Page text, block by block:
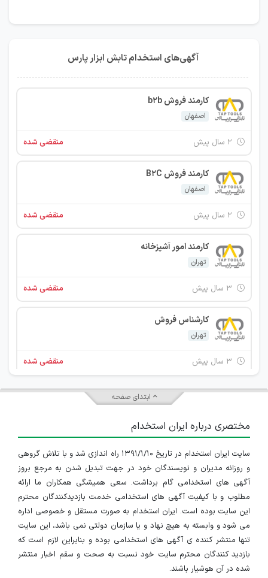
آگهی‌های استخدام تابش ابزار پارس
کارمند فروش b2b
اصفهان
منقضی شده
کارمند فروش B2C
اصفهان
منقضی شده
کارمند امور آشپزخانه
تهران
منقضی شده
کارشناس فروش
تهران
منقضی شده
کارمند خدمات
۳ سال پیش منقضی شده
استخدام کارمند امور آشپزخانه
تهران
۳ سال پیش منقضی شده
پیک موتوری انبار
تهران
ابتدای صفحه
مختصری درباره ایران استخدام
سایت ایران استخدام در تاریخ ۱۳۹۱/۱/۱۰ راه اندازی شد و با تلاش گروهی
و روزانه مدیران و نویسندگان خود در جهت تبدیل شدن به مرجع بروز
آگهی های استخدامی گام برداشت. سعی همیشگی همکاران ما ارائه
مطلوب و با کیفیت آگهی های استخدامی خدمت بازدیدکنندگان محترم
این سایت بوده است. ایران استخدام به صورت مستقل و خصوصی اداره
می شود و وابسته به هیچ نهاد و یا سازمان دولتی نمی باشد، این سایت
تنها منتشر کننده ی آگهی های استخدامی بوده و بنابراین لازم است که
بازدید کنندگان محترم سایت خود نسبت به صحت و سقم اخبار منتشر
شده در آن هوشیار باشند.